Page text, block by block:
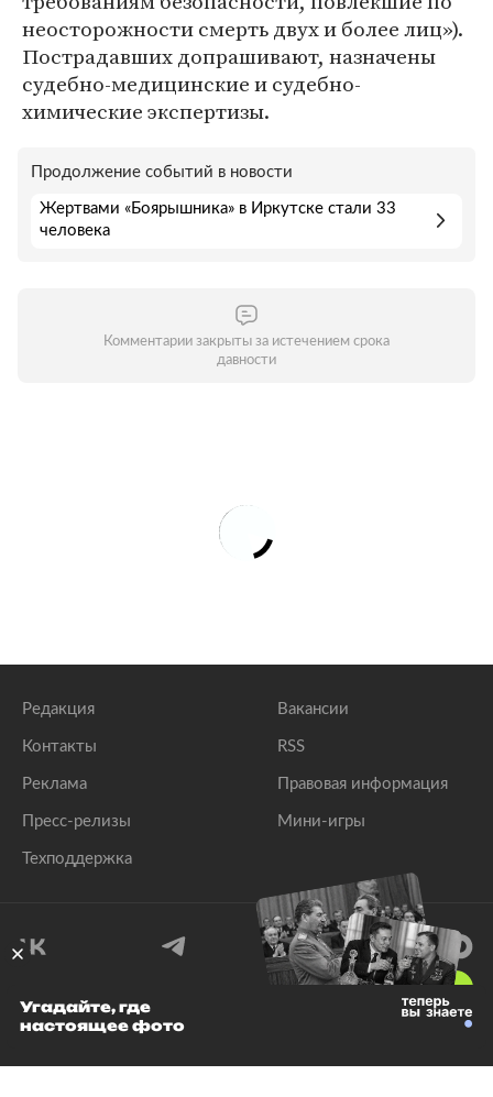
неосторожности смерть двух и более лиц»).
Пострадавших допрашивают, назначены
судебно-медицинские и судебно-
химические экспертизы.
Продолжение событий в новости
Жертвами «Боярышника» в Иркутске стали 33
человека
Комментарии закрыты за истечением срока
давности
Редакция
Контакты
Реклама
Пресс-релизы
Техподдержка
Вакансии
RSS
Правовая информация
Мини-игры
© 1999–2026 Все права защищены.
Угадайте, где
настоящее фото